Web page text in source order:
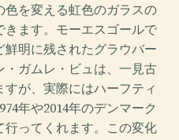
を変える虹色のガラスの
ます。モーエスゴールで
明に残されたグラウバー
ガムレ・ビュは、一見古
が、実際にはハーフティ
年や2014年のデンマーク
ってくれます。この変化